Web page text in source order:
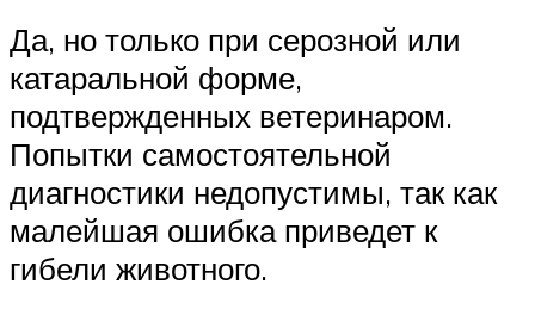
Да, но только при серозной или
катаральной форме,
подтвержденных ветеринаром.
Попытки самостоятельной
диагностики недопустимы, так как
малейшая ошибка приведет к
гибели животного.